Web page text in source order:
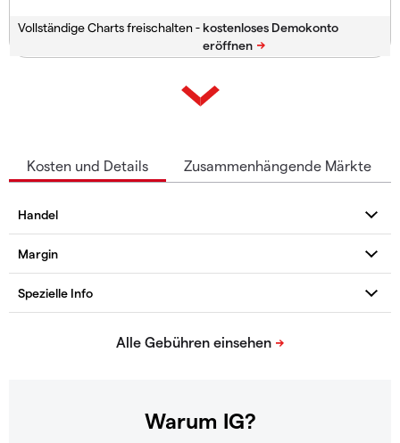
Vollständige Charts freischalten -
Kosten und Details Zusammenhängende Märkte
Warum IG?